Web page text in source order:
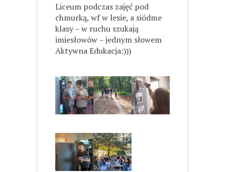
Liceum podczas zajęć pod
chmurką, wf w lesie, a siódme
klasy – w ruchu szukają
imiesłowów – jednym słowem
Aktywna Edukacja:)))